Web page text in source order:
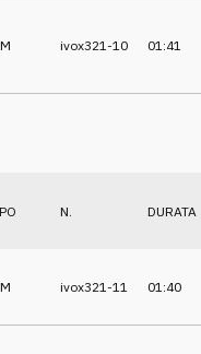
ivox321-10 01:41
N. DURATA
ivox321-11 01:40